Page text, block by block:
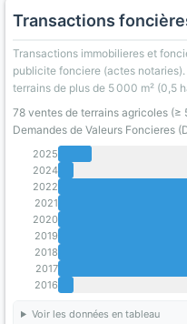
Transactions
Transactions immobilieres et
publicite fonciere (actes
terrains de plus de 5 000 m² (0,5
78 ventes de terrains agricoles (≥
Demandes de Valeurs Foncieres
2025
2024
2022
2021
2020
2019
2018
2017
2016
Voir les données en tableau